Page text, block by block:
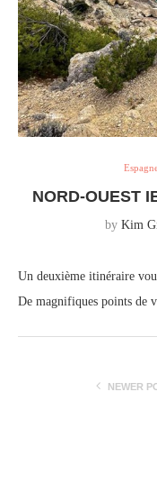
NORD-OUEST
by Kim
Un deuxième itinéraire
De magnifiques points de
NEWER